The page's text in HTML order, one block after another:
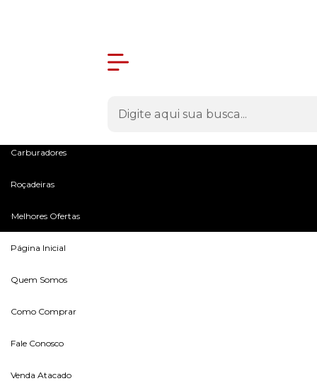
Carburadores
Roçadeiras
Melhores Ofertas
Página Inicial
Quem Somos
Como Comprar
Fale Conosco
Venda Atacado